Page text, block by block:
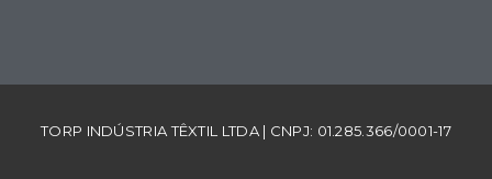
TORP INDÚSTRIA TÊXTIL LTDA | CNPJ: 01.285.366/0001-17